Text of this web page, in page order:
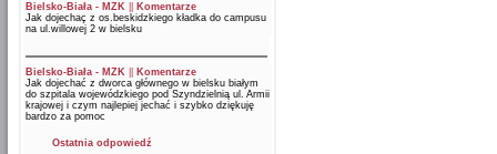
Bielsko-Biała - MZK
Komentarze
Jak dojechaç z os.beskidzkiego kładka do campusu
na ul.willowej 2 w bielsku
Bielsko-Biała - MZK
Komentarze
Jak dojechać z dworca głównego w bielsku białym
do szpitala wojewódzkiego pod Szyndzielnią ul. Armii
krajowej i czym najlepiej jechać i szybko dziękuję
bardzo za pomoc
Ostatnia odpowiedź